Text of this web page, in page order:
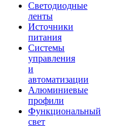
Светодиодные
ленты
Источники
питания
Системы
управления
и
автоматизации
Алюминиевые
профили
Функциональный
свет